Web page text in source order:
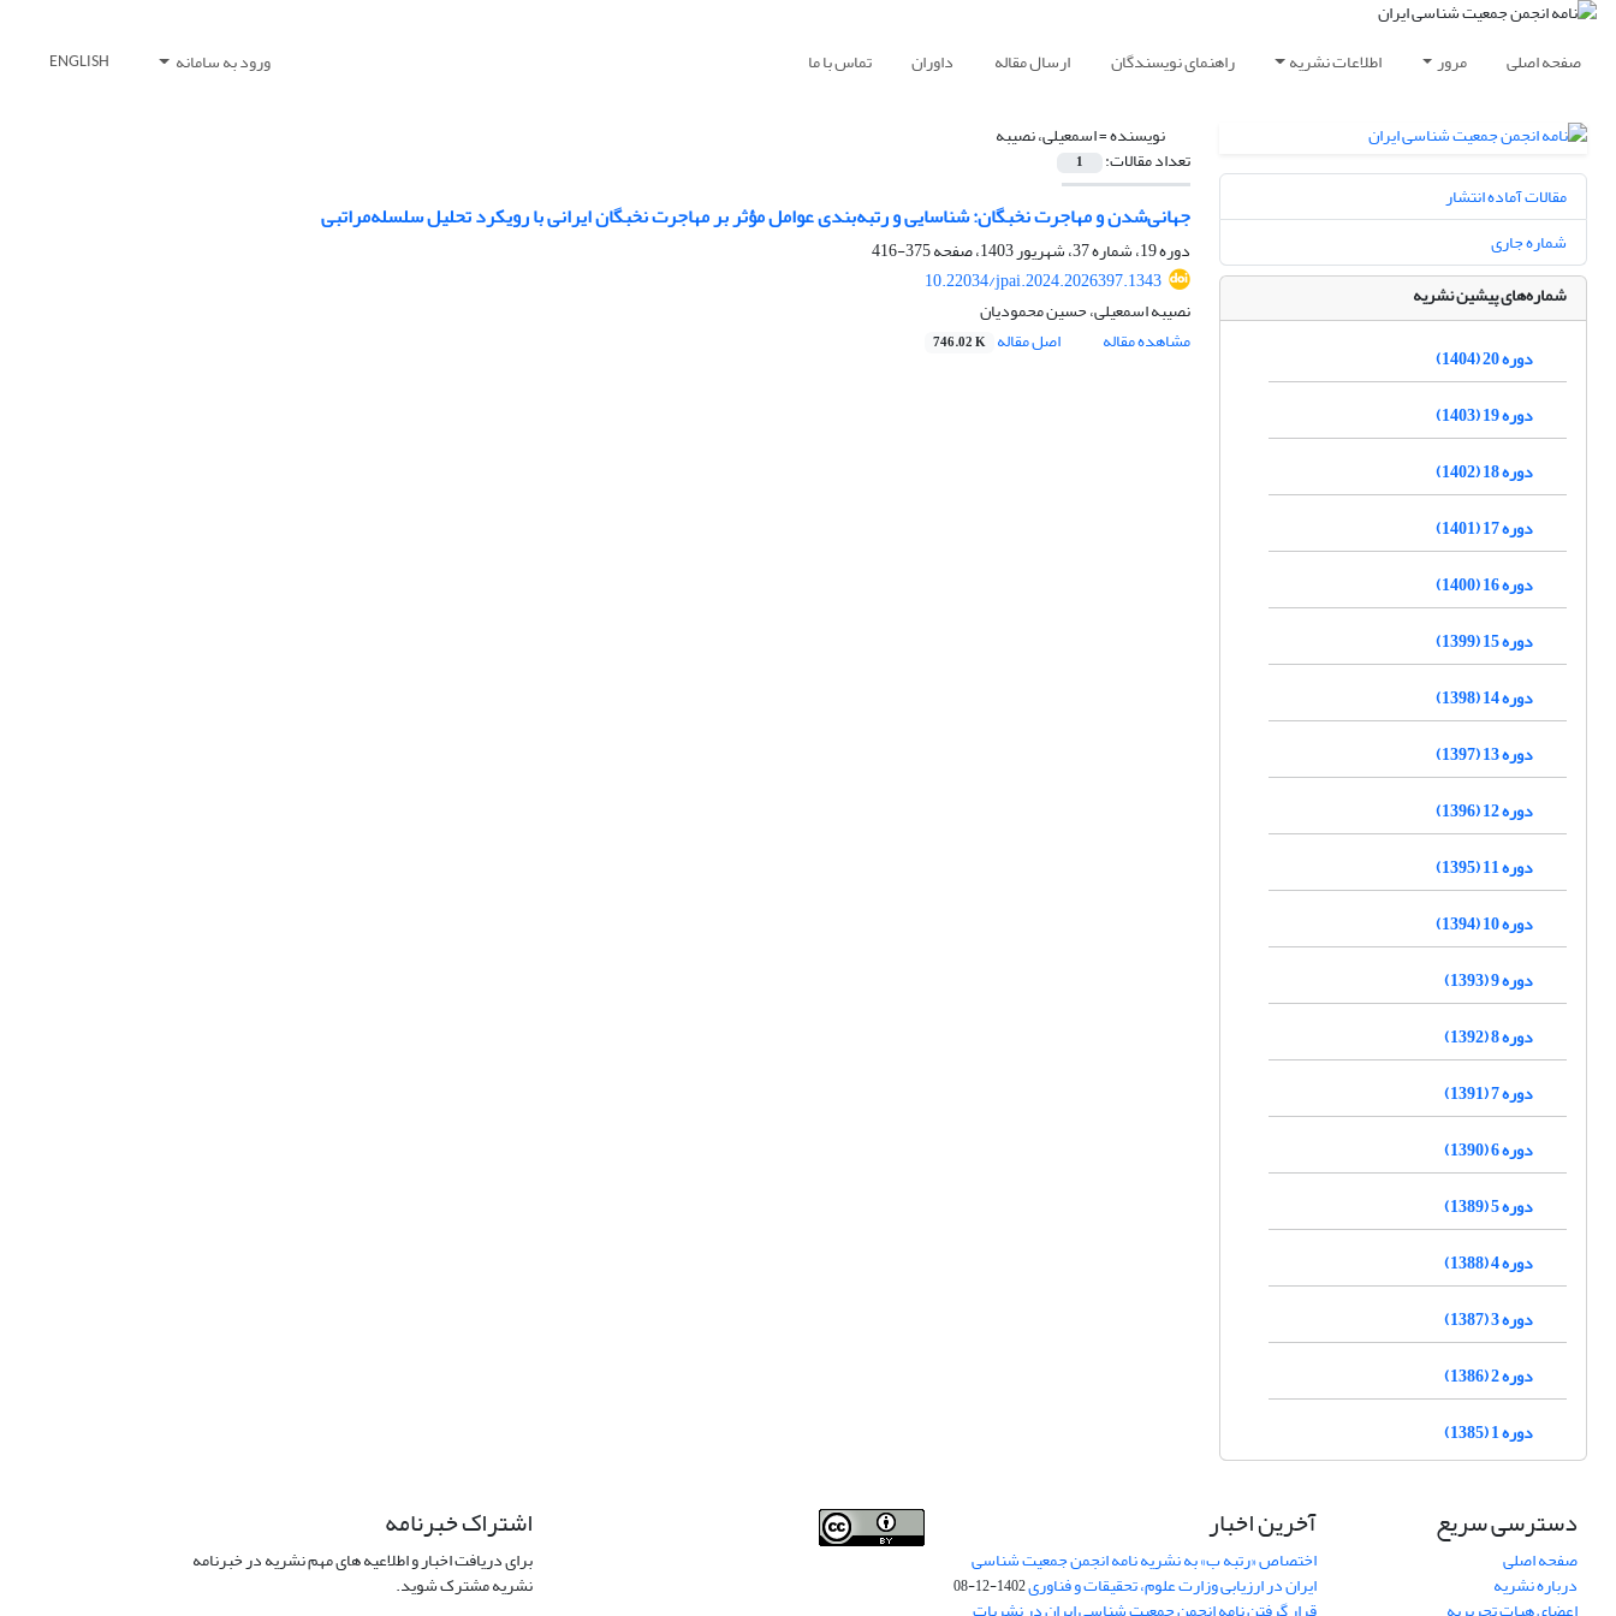
صفحه اصلی مرور اطلاعات نشریه راهنمای نویسندگان ارسال مقاله داوران تماس با ما ورود به سامانه ENGLISH
نویسنده =اسمعیلی، نصیبه
تعداد مقالات: 1
جهانی‌شدن و مهاجرت نخبگان: شناسایی و رتبه‌بندی عوامل مؤثر بر مهاجرت نخبگان ایرانی با رویکرد تحلیل سلسله‌مراتبی
دوره 19، شماره 37، شهریور 1403، صفحه
375-416
10.22034/jpai.2024.2026397.1343
نصیبه اسمعیلی، حسین محمودیان
مشاهده مقاله
اصل مقاله 746.02 K
مقالات آماده انتشار
شماره جاری
شماره‌های پیشین نشریه
دوره 20 (1404)
دوره 19 (1403)
دوره 18 (1402)
دوره 17 (1401)
دوره 16 (1400)
دوره 15 (1399)
دوره 14 (1398)
دوره 13 (1397)
دوره 12 (1396)
دوره 11 (1395)
دوره 10 (1394)
دوره 9 (1393)
دوره 8 (1392)
دوره 7 (1391)
دوره 6 (1390)
دوره 5 (1389)
دوره 4 (1388)
دوره 3 (1387)
دوره 2 (1386)
دوره 1 (1385)
دسترسی سریع
صفحه اصلی
درباره نشریه
آخرین اخبار
اختصاص «رتبه ب» به نشریه نامه انجمن جمعیت شناسی
ایران در ارزیابی وزارت علوم، تحقیقات و فناوری1402-12-08
اشتراک خبرنامه
برای دریافت اخبار و اطلاعیه های مهم نشریه در خبرنامه
نشریه مشترک شوید.